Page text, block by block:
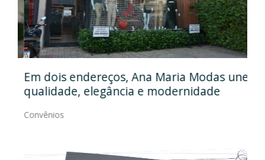
Em dois endereços, Ana Maria Modas une
qualidade, elegância e modernidade
Convênios